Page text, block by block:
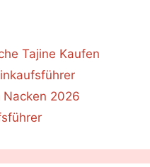
Tajine Kaufen
Nacken 2026